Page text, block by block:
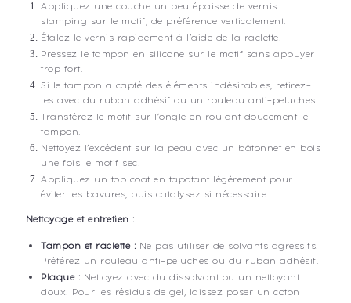
Appliquez une couche un peu épaisse de vernis
stamping sur le motif, de préférence verticalement.
Étalez le vernis rapidement à l’aide de la raclette.
Pressez le tampon en silicone sur le motif sans appuyer
trop fort.
Si le tampon a capté des éléments indésirables, retirez-
les avec du ruban adhésif ou un rouleau anti-peluches.
Transférez le motif sur l’ongle en roulant doucement le
tampon.
Nettoyez l’excédent sur la peau avec un bâtonnet en bois
une fois le motif sec.
Appliquez un top coat en tapotant légèrement pour
éviter les bavures, puis catalysez si nécessaire.
Nettoyage et entretien :
Tampon et raclette : Ne pas utiliser de solvants agressifs.
Préférez un rouleau anti-peluches ou du ruban adhésif.
Plaque : Nettoyez avec du dissolvant ou un nettoyant
doux. Pour les résidus de gel, laissez poser un coton